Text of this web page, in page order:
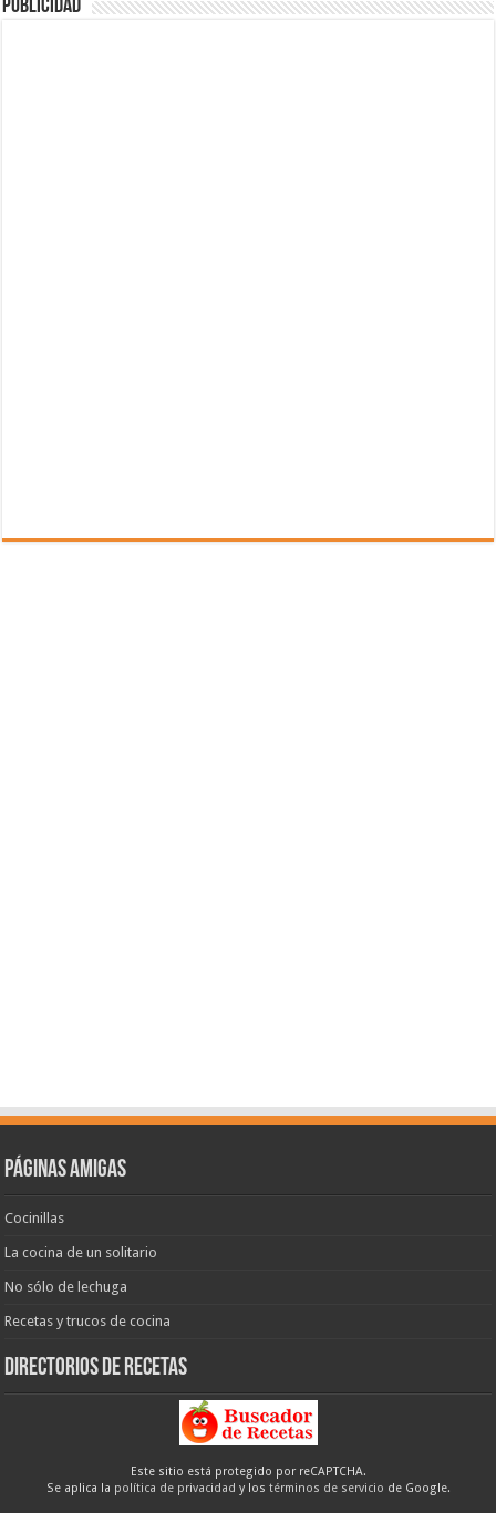
Publicidad
Páginas amigas
Cocinillas
La cocina de un solitario
No sólo de lechuga
Recetas y trucos de cocina
Directorios de recetas
Este sitio está protegido por reCAPTCHA.
Se aplica la política de privacidad y los términos de servicio de Google.